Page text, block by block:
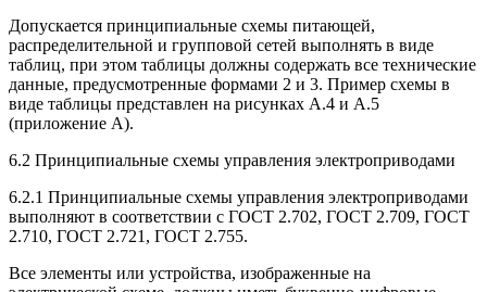
Допускается принципиальные схемы питающей,
распределительной и групповой сетей выполнять в виде
таблиц, при этом таблицы должны содержать все технические
данные, предусмотренные формами 2 и 3. Пример схемы в
виде таблицы представлен на рисунках А.4 и А.5
(приложение А).
6.2 Принципиальные схемы управления электроприводами
6.2.1 Принципиальные схемы управления электроприводами
выполняют в соответствии с ГОСТ 2.702, ГОСТ 2.709, ГОСТ
2.710, ГОСТ 2.721, ГОСТ 2.755.
Все элементы или устройства, изображенные на